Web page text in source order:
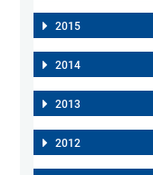
2015
2014
2013
2012